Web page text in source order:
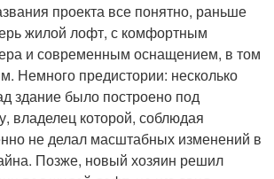
проекта все понятно, раньше
жилой лофт, с комфортным
и современным оснащением, в том
Немного предистории: несколько
здание было построено под
владелец которой, соблюдая
не делал масштабных изменений в
Позже, новый хозяин решил